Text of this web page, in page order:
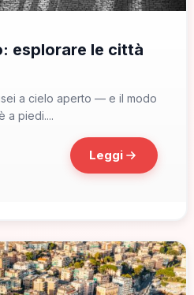
esplorare le città
a cielo aperto — e il modo
a piedi....
Leggi